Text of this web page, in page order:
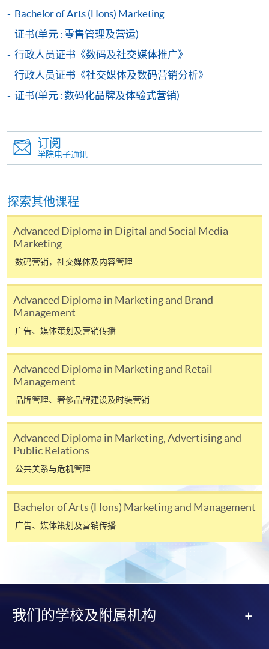
课程编号
33Z154904
学费
$4,500
查询号码
2867-8499
Public Relations and Event Marketing (Module
from Professional Diploma in Social Media and
学费
$4,500
查询号码
2867-8499
Professional Diploma in Social Media and
Digital Marketing)
课程编号
33Z154920
学费
$4,500
查询号码
2867-8499
Content Marketing and Digital Video
Production (Module from Professional
Diploma in Social Media and Digital
Marketing)
查询号码
2867-8499
本课程若干单元已加入持续进修基金可获发还款项课程名单
内
社交媒体及数码市场学专业文凭
本课程在资歴架构下获得认可 (资歴架构第4级)
网上报名 立即报名
Bachelor of Arts (Hons) Marketing
证书(单元 : 零售管理及营运)
行政人员证书《数码及社交媒体推广》
行政人员证书《社交媒体及数码营销分析》
证书(单元 : 数码化品牌及体验式营销)
订阅
学院电子通讯
探索其他课程
Advanced Diploma in Digital and Social Media
Marketing
数码营销，社交媒体及内容管理
Advanced Diploma in Marketing and Brand
Management
广告、媒体策划及营销传播
Advanced Diploma in Marketing and Retail
Management
品牌管理、奢侈品牌建设及时裝营销
Advanced Diploma in Marketing, Advertising and
Public Relations
公共关系与危机管理
Bachelor of Arts (Hons) Marketing and Management
广告、媒体策划及营销传播
我们的学校及附属机构